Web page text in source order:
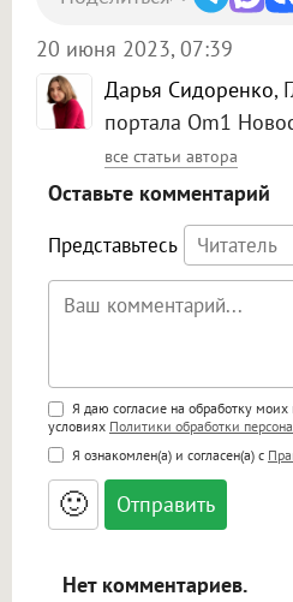
Дарья Сидоренко,
портала Om1
все статьи автора
20 июня 2023, 07:39
Оставьте комментарий
Представьтесь
Поддержка HTML
<b>, <strong>, <u>, <i>,
<small>, <sup>, <sub>,
<blockquote>, <code>
адреса URL
ссылками, и [img]адрес[/
Я даю согласие на обработку
условиях Политики обработки
Я ознакомлен(а) и согласен(а) с
🙂
Нет комментариев.